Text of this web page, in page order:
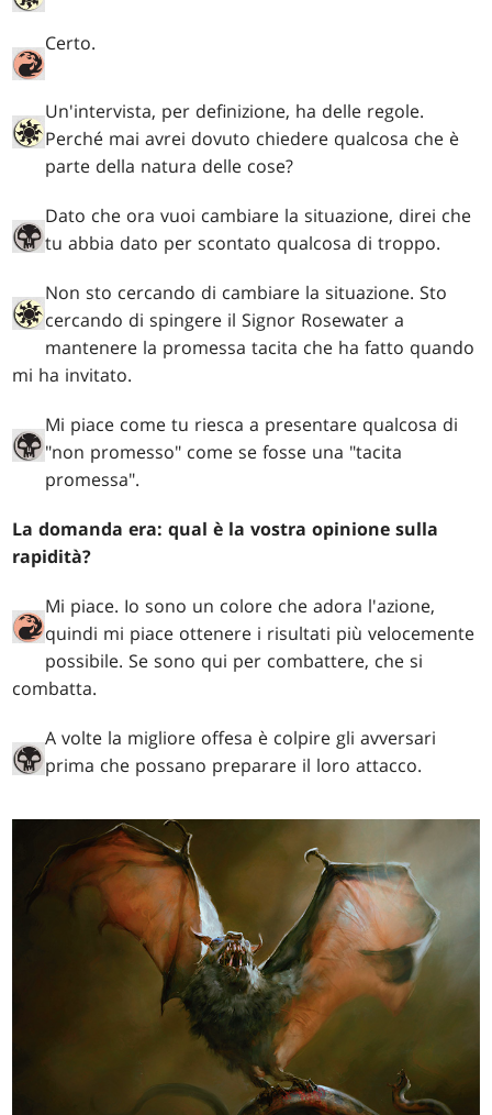
Certo.
Un'intervista, per definizione, ha delle regole.
Perché mai avrei dovuto chiedere qualcosa che è
parte della natura delle cose?
Dato che ora vuoi cambiare la situazione, direi che
tu abbia dato per scontato qualcosa di troppo.
Non sto cercando di cambiare la situazione. Sto
cercando di spingere il Signor Rosewater a
mantenere la promessa tacita che ha fatto quando
mi ha invitato.
Mi piace come tu riesca a presentare qualcosa di
"non promesso" come se fosse una "tacita
promessa".
La domanda era: qual è la vostra opinione sulla
rapidità?
Mi piace. Io sono un colore che adora l'azione,
quindi mi piace ottenere i risultati più velocemente
possibile. Se sono qui per combattere, che si
combatta.
A volte la migliore offesa è colpire gli avversari
prima che possano preparare il loro attacco.